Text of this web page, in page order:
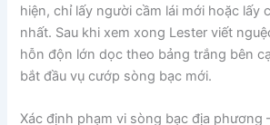
hiện, chỉ lấy người cầm lái mới hoặc lấy
nhất. Sau khi xem xong Lester viết
hỗn độn lớn dọc theo bảng trắng bên
bắt đầu vụ cướp sòng bạc mới.
Xác định phạm vi sòng bạc địa phương